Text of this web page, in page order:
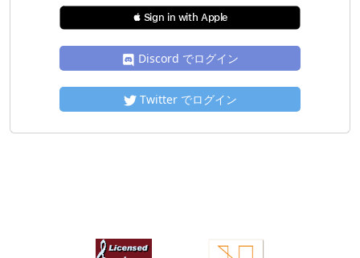
 Sign in with Apple
Discord でログイン
Twitter でログイン